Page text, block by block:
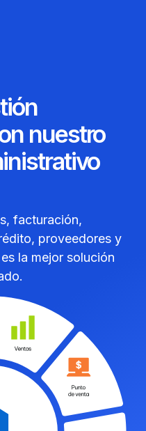
nuestro
facturación,
proveedores y
la mejor solución